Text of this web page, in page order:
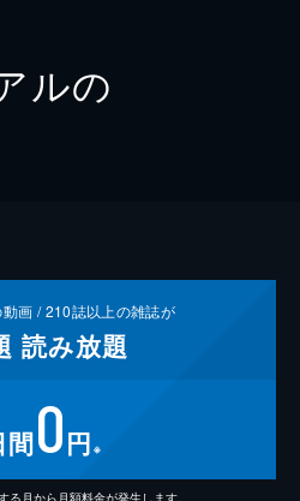
ルの
画 /210誌以上の雑誌が
読み放題
間0円 ※
月から月額料金が発生します。